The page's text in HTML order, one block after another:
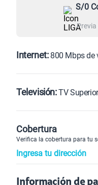
S/0
Previa
Internet: 800 Mbps de
400 Mbps 800
Televisión:TV
Decodificadores
Cobertura
Verifica la cobertura para tu
Ingresa tu dirección
Información de